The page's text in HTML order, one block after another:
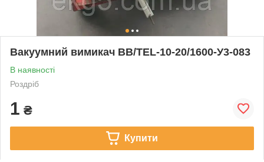
Вакуумний вимикач BB/TEL-10-20/1600-У3-083
В наявності
Роздріб
1 ₴
Купити